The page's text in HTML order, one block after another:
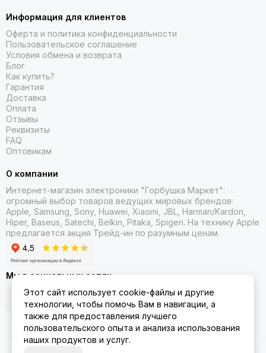
Информация для клиентов
Оферта и политика конфиденциальности
Пользовательское соглашение
Условия обмена и возврата
Блог
Как купить?
Гарантия
Доставка
Оплата
Отзывы
Реквизиты
FAQ
Оптовикам
О компании
Интернет-магазин электроники "Горбушка Маркет":
огромный выбор товаров ведущих мировых брендов:
Apple, Samsung, Sony, Huawei, Xiaomi, JBL, Harman/Kardon,
Hiper, Baseus, Satechi, Belkin, Pitaka, Spigen. На технику Apple
предлагается акция Трейд-ин по разумным ценам.
Мы в социальных сетях
Этот сайт использует cookie-файлы и другие
технологии, чтобы помочь Вам в навигации, а
также для предоставления лучшего
пользовательского опыта и анализа использования
наших продуктов и услуг.